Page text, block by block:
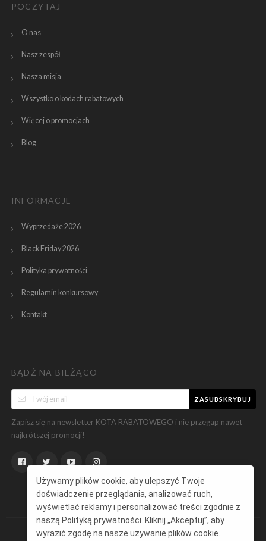
POCZYTAJ
O nas
Nasz zespół
Nasza misja
Wszystko o kodach rabatowych
Więcej o promocjach
Blog
INFORMACJE
Wyprzedaże 2026
Black Friday 2026
Polityka prywatności
Regulamin konkursowy
Kontakt
BĄDŹ NA BIEŻĄCO
ZASUBSKRYBUJ
Zapisz się na newsletter KOTA RABATOWEGO i nie przegap nawet
najkrótszej promocji!
Używamy plików cookie, aby ulepszyć Twoje
doświadczenie przeglądania, analizować ruch,
wyświetlać reklamy i personalizować treści zgodnie z
naszą Polityką prywatności . Kliknij „Akceptuj”, aby
wyrazić zgodę na nasze używanie plików cookie.